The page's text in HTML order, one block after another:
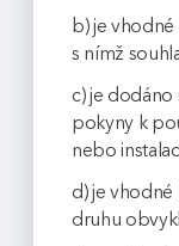
b) je
s nímž
c) je
pokyny k
nebo
d) je
druhu